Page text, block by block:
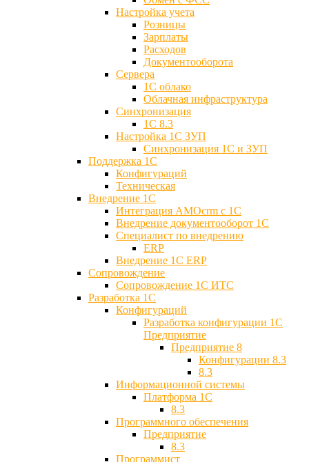
Настройка учета
Розницы
Зарплаты
Расходов
Документооборота
Сервера
1С облако
Облачная инфраструктура
Синхронизация
1С 8.3
Настройка 1С ЗУП
Синхронизация 1С и ЗУП
Поддержка 1С
Конфигураций
Техническая
Внедрение 1С
Интеграция AMOcrm с 1C
Внедрение документооборот 1С
Специалист по внедрению
ERP
Внедрение 1С ERP
Cопровождение
Cопровождение 1С ИТС
Разработка 1C
Конфигураций
Разработка конфигурации 1С
Предприятие
Предприятие 8
Конфигурации 8.3
8.3
Информационной системы
Платформа 1С
8.3
Программного обеспечения
Предприятие
8.3
Программист